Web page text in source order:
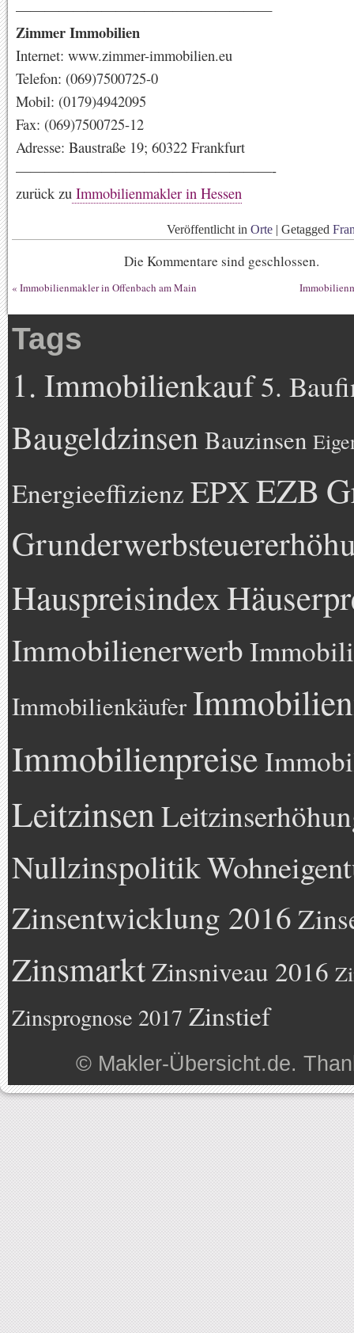
——————————————————
Zimmer Immobilien
Internet: www.zimmer-immobilien.eu
Telefon: (069)7500725-0
Mobil: (0179)4942095
Fax: (069)7500725-12
Adresse: Baustraße 19; 60322 Frankfurt
——————————————————-
zurück zu Immobilienmakler in Hessen
Veröffentlicht in Orte | Getagged
Die Kommentare sind geschlossen.
« Immobilienmakler in Offenbach am Main
Tags
1. Immobilienkauf5.
BaugeldzinsenBauzinsen
Energieeffizienz EPXEZB
Hauspreisindex
Immobilienerwerb
Immobilienkäufer
Immobilienpreise
Leitzinsen
Nullzinspolitik
Zinsentwicklung 2016
ZinsmarktZinsniveau 2016
Zinsprognose 2017 Zinstief
© Makler-Übersicht.de.